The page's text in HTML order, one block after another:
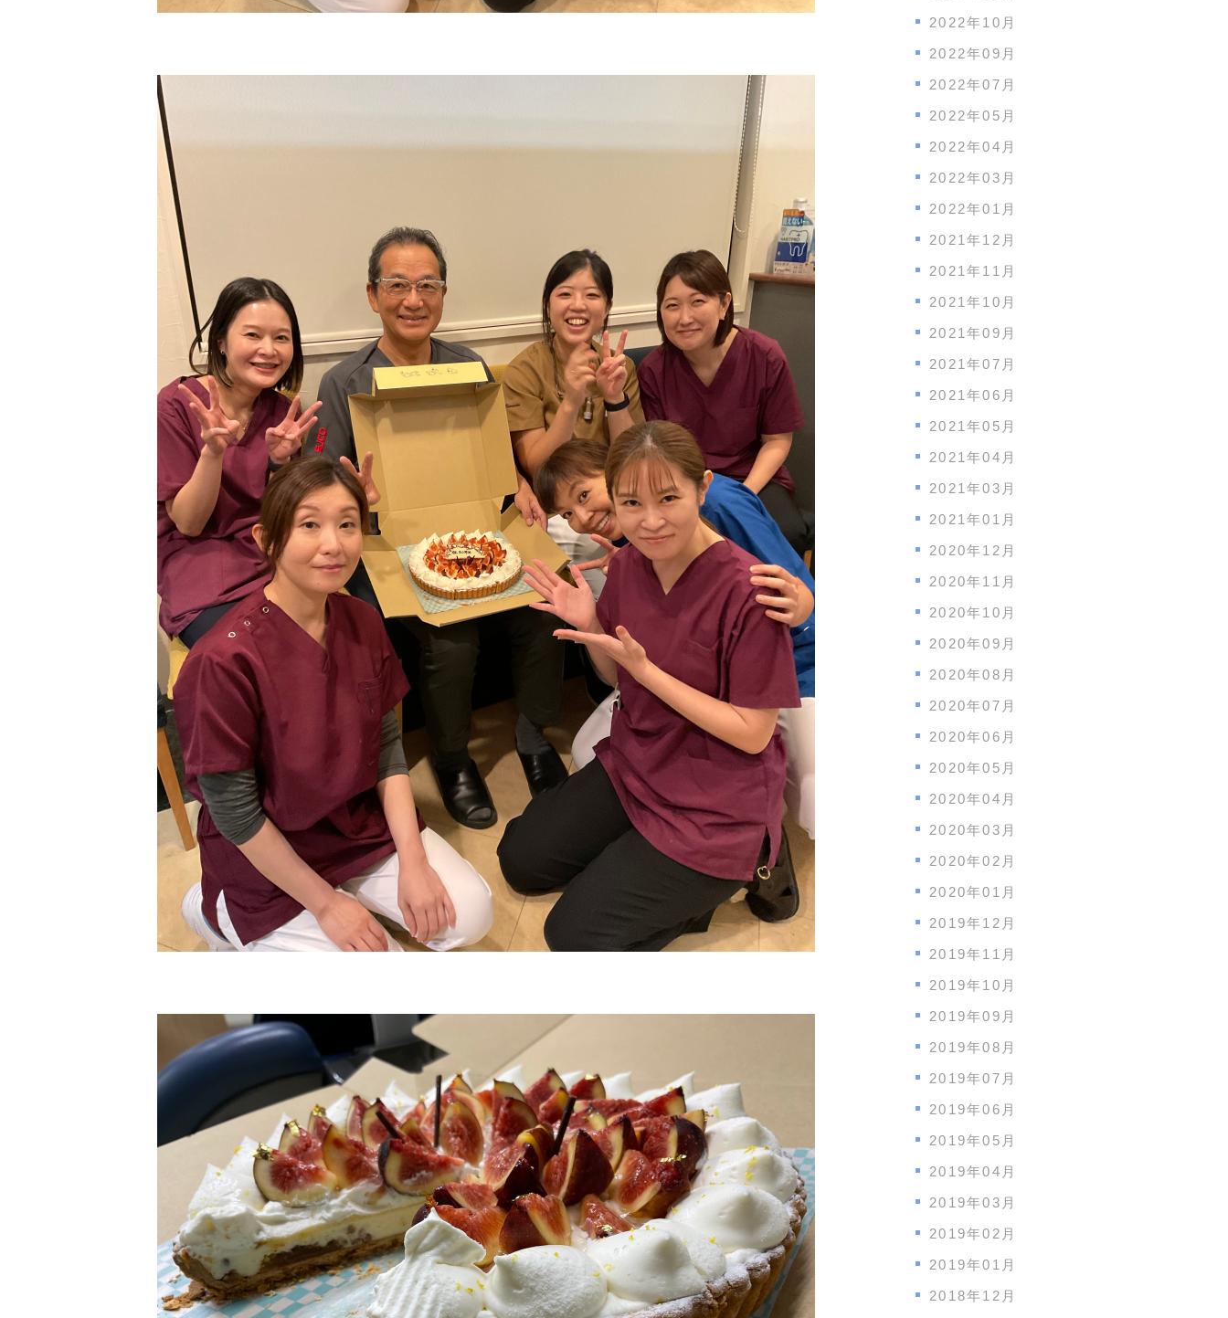
2022年10月
2022年09月
2022年07月
2022年05月
2022年04月
2022年03月
2022年01月
2021年12月
2021年11月
2021年10月
2021年09月
2021年07月
2021年06月
2021年05月
2021年04月
2021年03月
2021年01月
2020年12月
2020年11月
2020年10月
2020年09月
2020年08月
2020年07月
2020年06月
2020年05月
2020年04月
2020年03月
2020年02月
2020年01月
2019年12月
2019年11月
2019年10月
2019年09月
2019年08月
2019年07月
2019年06月
2019年05月
2019年04月
2019年03月
2019年02月
2019年01月
2018年12月